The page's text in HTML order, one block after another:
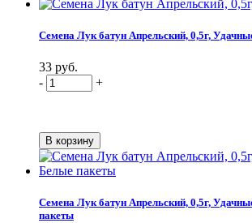
Семена Лук батун Апрельский, 0,5г,
33 руб.
-
+
Семена Лук батун Апрельский, 0,5г,
пакеты